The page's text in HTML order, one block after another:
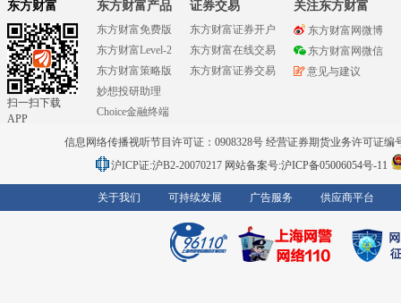
东方财富
扫一扫下载
APP
东方财富产品
东方财富免费版
东方财富Level-2
东方财富策略版
妙想投研助理
Choice金融终端
证券交易
东方财富证券开户
东方财富在线交易
东方财富证券交易
关注东方财富
东方财富网微博
东方财富网微信
意见与建议
信息网络传播视听节目许可证：0908328号 经营证券期货业务许可证编
沪ICP证:沪B2-20070217 网站备案号:沪ICP备05006054号-11
关于我们 可持续发展 广告服务 供应商平台